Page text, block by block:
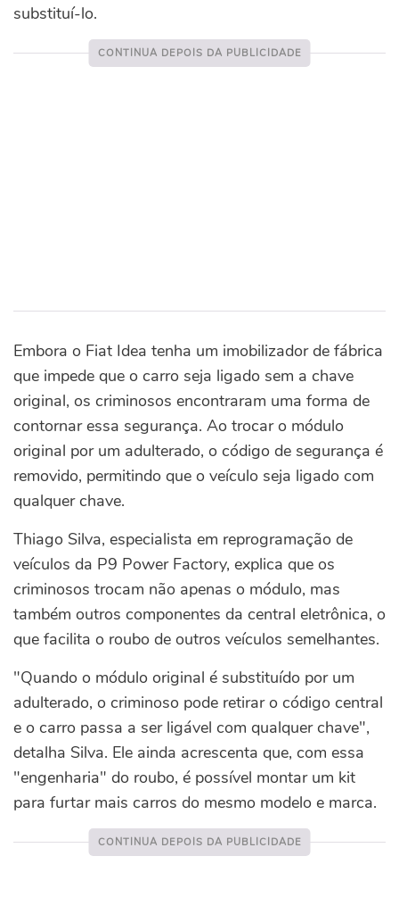
substituí-lo.
Embora o Fiat Idea tenha um imobilizador de fábrica
que impede que o carro seja ligado sem a chave
original, os criminosos encontraram uma forma de
contornar essa segurança. Ao trocar o módulo
original por um adulterado, o código de segurança é
removido, permitindo que o veículo seja ligado com
qualquer chave.
Thiago Silva, especialista em reprogramação de
veículos da P9 Power Factory, explica que os
criminosos trocam não apenas o módulo, mas
também outros componentes da central eletrônica, o
que facilita o roubo de outros veículos semelhantes.
"Quando o módulo original é substituído por um
adulterado, o criminoso pode retirar o código central
e o carro passa a ser ligável com qualquer chave",
detalha Silva. Ele ainda acrescenta que, com essa
"engenharia" do roubo, é possível montar um kit
para furtar mais carros do mesmo modelo e marca.